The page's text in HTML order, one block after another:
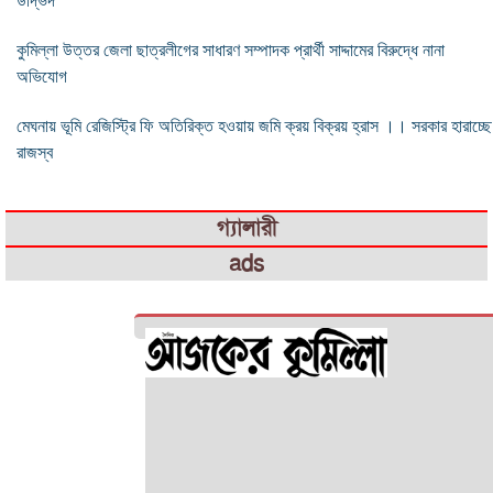
কুমিল্লা উত্তর জেলা ছাত্রলীগের সাধারণ সম্পাদক প্রার্থী সাদ্দামের বিরুদ্ধে নানা
অভিযোগ
মেঘনায় ভূমি রেজিস্ট্রি ফি অতিরিক্ত হওয়ায় জমি ক্রয় বিক্রয় হ্রাস ।। সরকার হারাচ্ছে
রাজস্ব
গ্যালারী
ads